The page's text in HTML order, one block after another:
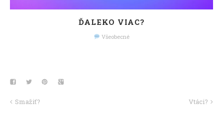
ĎALEKO VIAC?
Všeobecné
Smažiť? Vtáci?